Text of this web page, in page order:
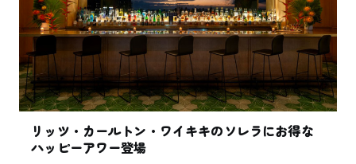
リッツ・カールトン・ワイキキのソレラにお得な
ハッピーアワー登場